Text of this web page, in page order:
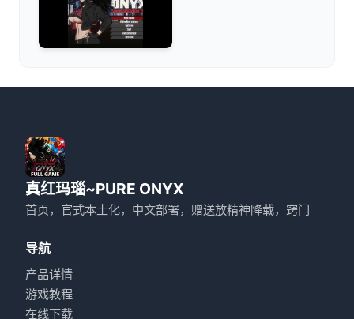
真红玛瑙~PURE ONYX
首页，官式本土化，中文部署，赠送放精神降载，窍门
导航
产品详情
游戏教程
在线下载